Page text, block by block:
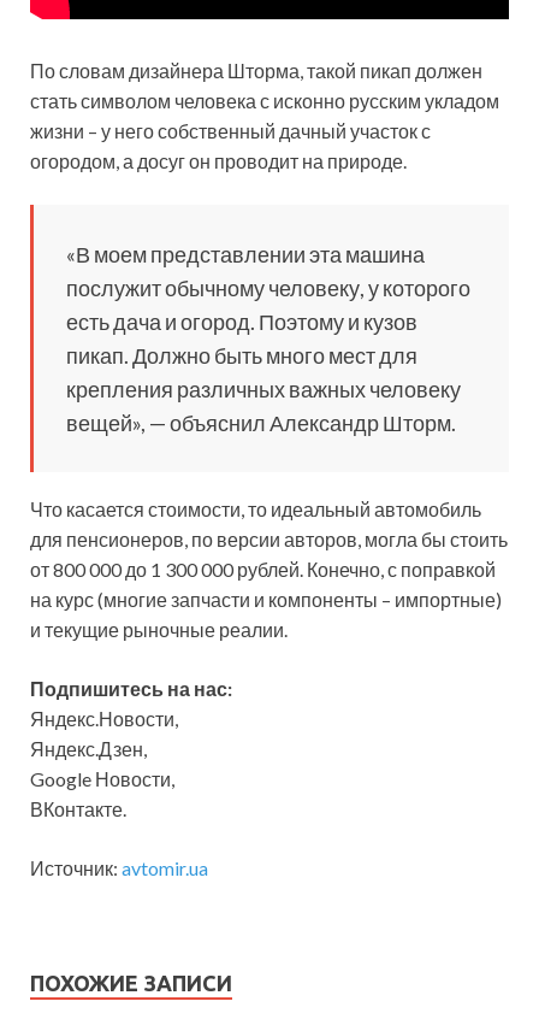
По словам дизайнера Шторма, такой пикап должен
стать символом человека с исконно русским укладом
жизни – у него собственный дачный участок с
огородом, а досуг он проводит на природе.
«В моем представлении эта машина
послужит обычному человеку, у которого
есть дача и огород. Поэтому и кузов
пикап. Должно быть много мест для
крепления различных важных человеку
вещей», — объяснил Александр Шторм.
Что касается стоимости, то идеальный автомобиль
для пенсионеров, по версии авторов, могла бы стоить
от 800 000 до 1 300 000 рублей. Конечно, с поправкой
на курс (многие запчасти и компоненты – импортные)
и текущие рыночные реалии.
Подпишитесь на нас:
Яндекс.Новости,
Яндекс.Дзен,
Google Новости,
ВКонтакте.
Источник: avtomir.ua
ПОХОЖИЕ ЗАПИСИ